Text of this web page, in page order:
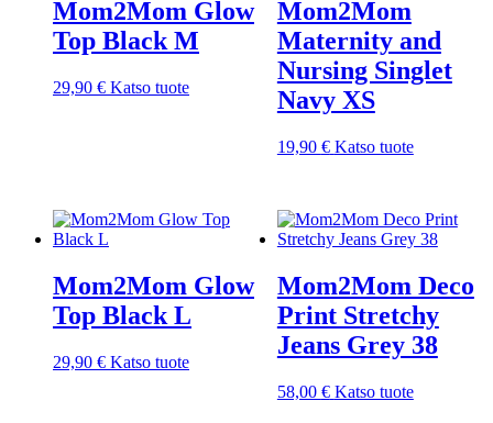
Mom2Mom Glow
Top Black M
29,90 € Katso tuote
Mom2Mom
Maternity and
Nursing Singlet
Navy XS
19,90 € Katso tuote
Mom2Mom Glow
Top Black L
29,90 € Katso tuote
Mom2Mom Deco
Print Stretchy
Jeans Grey 38
58,00 € Katso tuote